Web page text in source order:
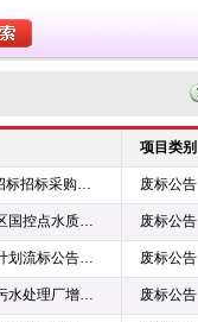
项目类别
真空泵采购项目（第四次）废标公告(2026-YKKTKX-W3008)电子招标招标采购公告 废标公告
浙江正大工程管理咨询有限公司关于海宁市尖山新区化工新材料园区国控点水质分类巩固提升及新扩园区域地下水本底监测采购项目废标公告电子招标招标采购通知 废标公告
宁夏水务集团清水源水处理科技有限公司研发中心药剂及仪器采购计划流标公告电子招标 废标公告
赤水市建制镇集镇生活污水收集处理提质增效建设项目四标段复兴污水处理厂增加设备采购询比流标公告电子招标 废标公告